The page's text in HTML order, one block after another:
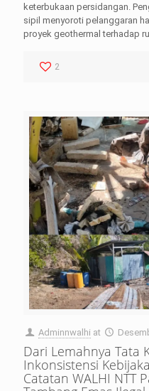
keterbukaan persidangan.
sipil menyoroti pelanggaran
proyek geothermal terhadap
2
Adminnwalhi at
Dari Lemahnya Tata
Inkonsistensi
Catatan WALHI NTT